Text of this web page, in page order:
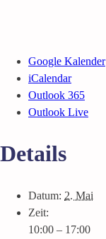
Google Kalender
iCalendar
Outlook 365
Outlook Live
Details
Datum: 2. Mai
Zeit:
10:00 – 17:00